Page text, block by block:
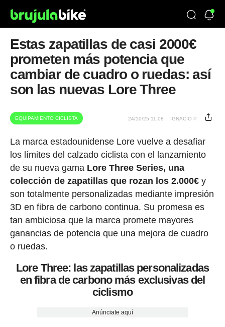
Estas zapatillas de casi 2000€
prometen más potencia que
cambiar de cuadro o ruedas: así
son las nuevas Lore Three
EQUIPAMIENTO CICLISTA 24/10/25 11:08 IGNACIO P.
La marca estadounidense Lore vuelve a desafiar
los límites del calzado ciclista con el lanzamiento
de su nueva gamaLore Three Series, una
colección de zapatillas que rozan los 2.000€y
son totalmente personalizadas mediante impresión
3D en fibra de carbono continua. Su promesa es
tan ambiciosa que la marca promete mayores
ganancias de potencia que una mejora de cuadro
o ruedas.
Lore Three: las zapatillas personalizadas
en fibra de carbono más exclusivas del
ciclismo
Anúnciate aquí